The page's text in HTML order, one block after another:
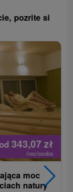
pozrite si
343,07zł
/noc/osoba
moc
natury